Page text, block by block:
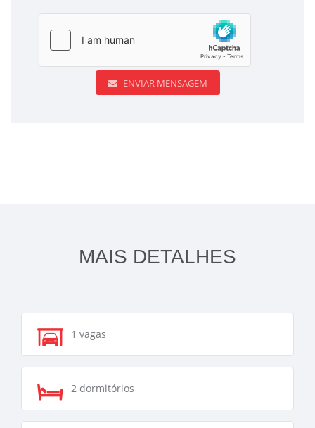
ENVIAR MENSAGEM
MAIS DETALHES
1 vagas
2 dormitórios